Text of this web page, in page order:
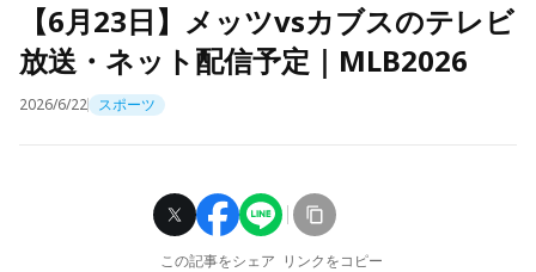
【6月23日】メッツvsカブスのテレビ
放送・ネット配信予定｜MLB2026
2026/6/22 スポーツ
この記事をシェア リンクをコピー